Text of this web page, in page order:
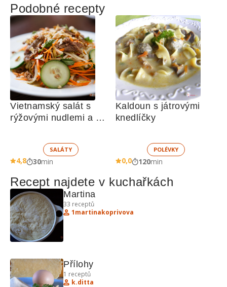
Podobné recepty
Vietnamský salát s
rýžovými nudlemi a
SALÁTY
4,8 30min
Kaldoun s játrovými
knedlíčky
POLÉVKY
0,0 120min
Recept najdete v kuchařkách
33 receptů
1martinakoprivova
1 receptů
k.ditta